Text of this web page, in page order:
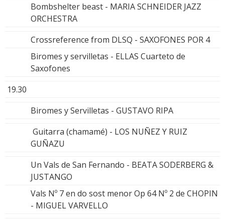
Bombshelter beast - MARIA SCHNEIDER JAZZ
ORCHESTRA
Crossreference from DLSQ - SAXOFONES POR 4
Biromes y servilletas - ELLAS Cuarteto de
Saxofones
19.30
Biromes y Servilletas - GUSTAVO RIPA
Guitarra (chamamé) - LOS NUÑEZ Y RUIZ
GUÑAZU
Un Vals de San Fernando - BEATA SODERBERG &
JUSTANGO
Vals Nº 7 en do sost menor Op 64 Nº 2 de CHOPIN
- MIGUEL VARVELLO